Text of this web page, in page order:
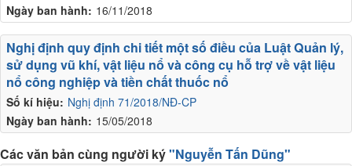
Ngày ban hành: 16/11/2018
Số kí hiệu: Nghị định 71/2018/NĐ-CP
Ngày ban hành: 15/05/2018
Nghị định quy định chi tiết một số điều của Luật Quản lý,
sử dụng vũ khí, vật liệu nổ và công cụ hỗ trợ về vật liệu
nổ công nghiệp và tiền chất thuốc nổ
Các văn bản cùng người ký"Nguyễn Tấn Dũng"